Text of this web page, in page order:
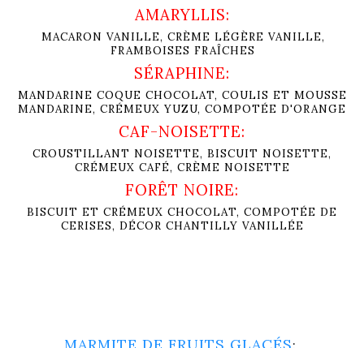
AMARYLLIS:
MACARON VANILLE, CRÈME LÉGÈRE VANILLE,
FRAMBOISES FRAÎCHES
SÉRAPHINE:
MANDARINE COQUE CHOCOLAT, COULIS ET MOUSSE
MANDARINE, CRÉMEUX YUZU, COMPOTÉE D'ORANGE
CAF-NOISETTE:
CROUSTILLANT NOISETTE, BISCUIT NOISETTE,
CRÉMEUX CAFÉ, CRÈME NOISETTE
FORÊT NOIRE:
BISCUIT ET CRÉMEUX CHOCOLAT, COMPOTÉE DE
CERISES, DÉCOR CHANTILLY VANILLÉE
: